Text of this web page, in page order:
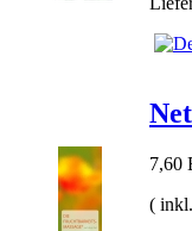
7,60
(